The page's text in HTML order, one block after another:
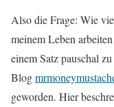
Also die Frage: Wie
meinem Leben
einem Satz pauschal
Blog
geworden. Hier